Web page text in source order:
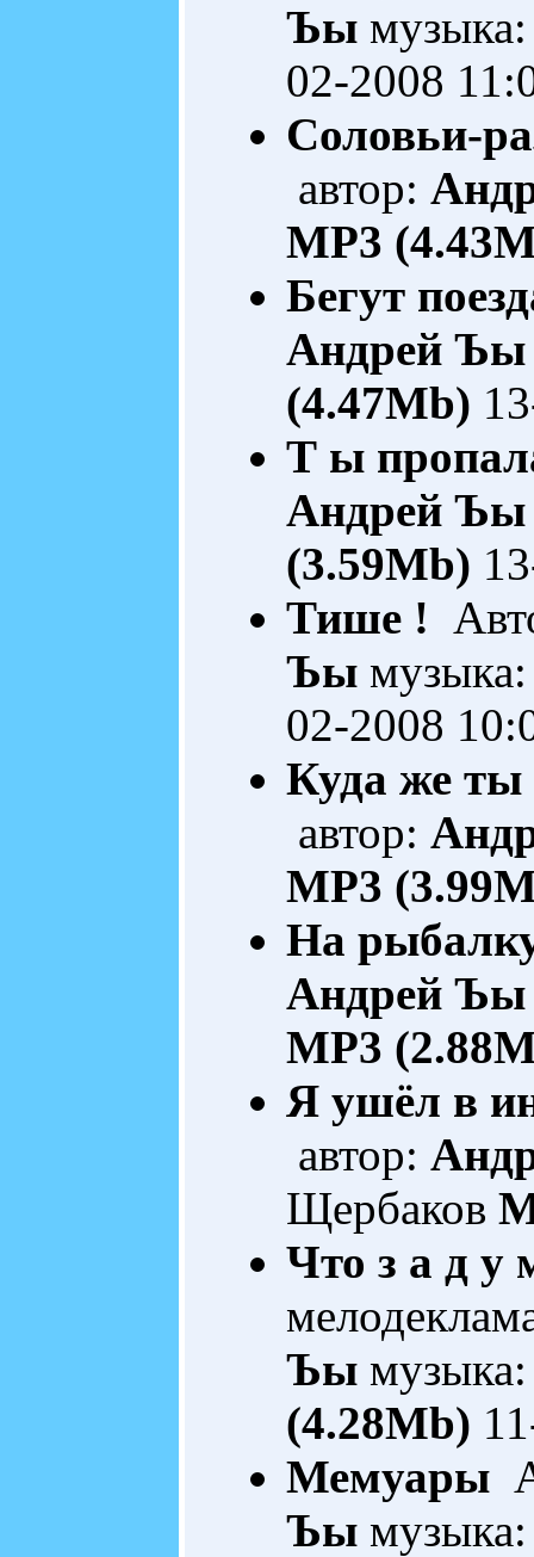
Ъы
02-2008
Соловьи-
автор:
MP3
Бегут
Андрей Ъы
(4.47Mb)
Т ы
Андрей Ъы
(3.59Mb)
Тише !
Ъы
02-2008
Куда же ты
автор:
MP3
На
Андрей Ъы
MP3
Я ушёл в
автор:
Щербаков
Что з а д у
Ъы
(4.28Mb)
Мемуары
Ъы